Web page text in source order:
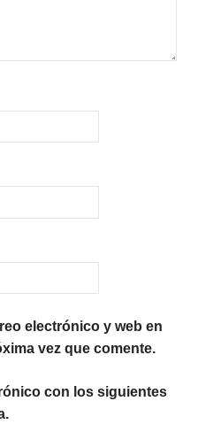
electrónico y web en
vez que comente.
con los siguientes